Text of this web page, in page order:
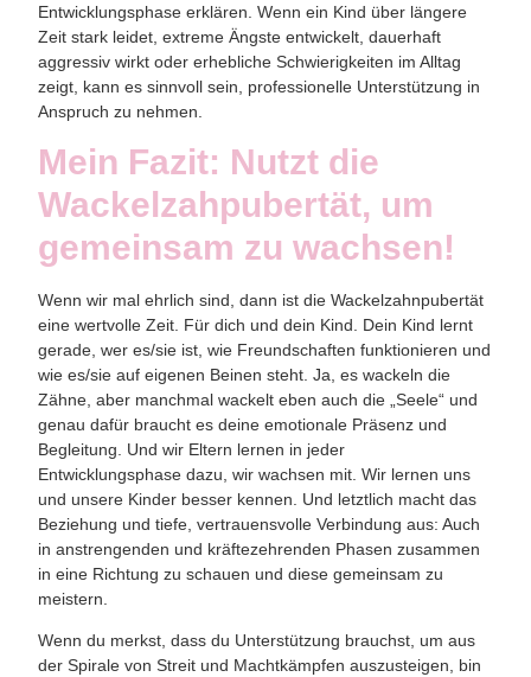
Entwicklungsphase erklären. Wenn ein Kind über längere
Zeit stark leidet, extreme Ängste entwickelt, dauerhaft
aggressiv wirkt oder erhebliche Schwierigkeiten im Alltag
zeigt, kann es sinnvoll sein, professionelle Unterstützung in
Anspruch zu nehmen.
Mein Fazit: Nutzt die
Wackelzahpubertät, um
gemeinsam zu wachsen!
Wenn wir mal ehrlich sind, dann ist die Wackelzahnpubertät
eine wertvolle Zeit. Für dich und dein Kind. Dein Kind lernt
gerade, wer es/sie ist, wie Freundschaften funktionieren und
wie es/sie auf eigenen Beinen steht. Ja, es wackeln die
Zähne, aber manchmal wackelt eben auch die „Seele“ und
genau dafür braucht es deine emotionale Präsenz und
Begleitung. Und wir Eltern lernen in jeder
Entwicklungsphase dazu, wir wachsen mit. Wir lernen uns
und unsere Kinder besser kennen. Und letztlich macht das
Beziehung und tiefe, vertrauensvolle Verbindung aus: Auch
in anstrengenden und kräftezehrenden Phasen zusammen
in eine Richtung zu schauen und diese gemeinsam zu
meistern.
Wenn du merkst, dass du Unterstützung brauchst, um aus
der Spirale von Streit und Machtkämpfen auszusteigen, bin